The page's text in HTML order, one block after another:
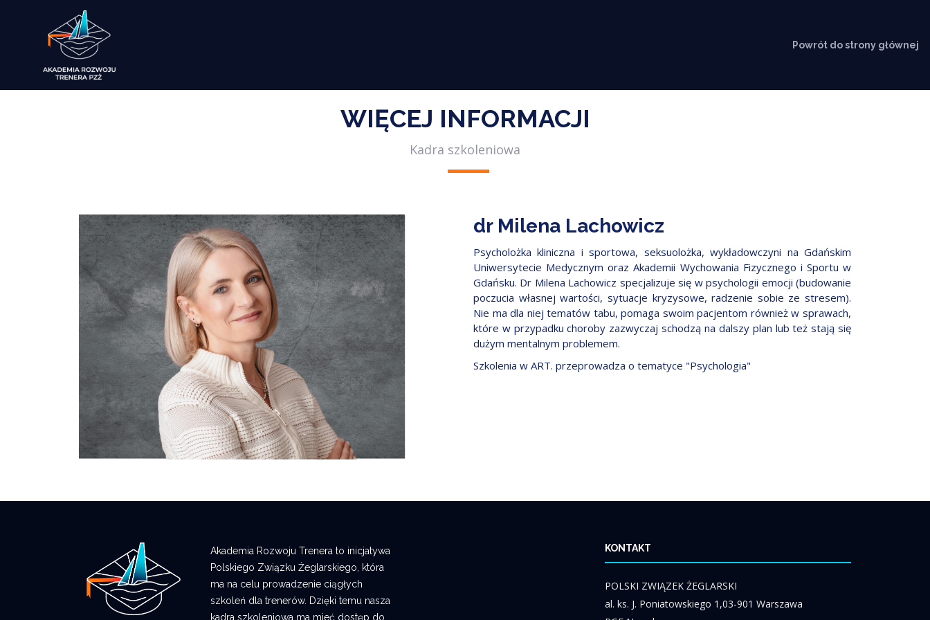
Powrót do strony głównej
WIĘCEJ INFORMACJI
Kadra szkoleniowa
dr Milena Lachowicz
Psycholożka kliniczna i sportowa, seksuolożka, wykładowczyni na Gdańskim
Uniwersytecie Medycznym oraz Akademii Wychowania Fizycznego i Sportu w
Gdańsku. Dr Milena Lachowicz specjalizuje się w psychologii emocji (budowanie
poczucia własnej wartości, sytuacje kryzysowe, radzenie sobie ze stresem).
Nie ma dla niej tematów tabu, pomaga swoim pacjentom również w sprawach,
które w przypadku choroby zazwyczaj schodzą na dalszy plan lub też stają się
dużym mentalnym problemem.
Szkolenia w ART. przeprowadza o tematyce "Psychologia"
Akademia Rozwoju Trenera to inicjatywa
Polskiego Związku Żeglarskiego, która
ma na celu prowadzenie ciągłych
szkoleń dla trenerów. Dzięki temu nasza
kadra szkoleniowa ma mieć dostęp do
KONTAKT
POLSKI ZWIĄZEK ŻEGLARSKI
al. ks. J. Poniatowskiego 1,03-901 Warszawa